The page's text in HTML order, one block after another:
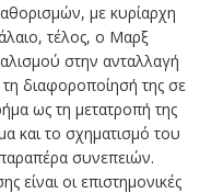
με κυρίαρχη
τέλος, ο Μαρξ
στην ανταλλαγή
διαφοροποίησή της σε
ως τη μετατροπή της
και το σχηματισμό του
συνεπειών.
είναι οι επιστημονικές